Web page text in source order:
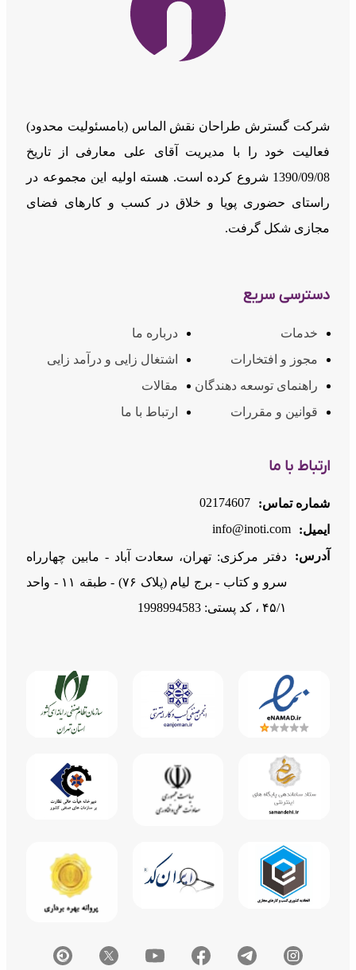
شرکت گسترش طراحان نقش الماس (بامسئوليت محدود)
فعالیت خود را با مدیریت آقای علی معارفی از تاریخ
1390/09/08 شروع کرده است. هسته اولیه این مجموعه در
راستای حضوری پویا و خلاق در کسب و کارهای فضای
مجازی شکل گرفت.
دسترسی سریع
خدمات
درباره ما
مجوز و افتخارات
اشتغال زایی و درآمد زایی
راهنمای توسعه دهندگان
مقالات
قوانین و مقررات
ارتباط با ما
ارتباط با ما
شماره تماس:
02174607
ایمیل:
info@inoti.com
آدرس:
دفتر مرکزی: تهران، سعادت آباد - مابین چهارراه
سرو و کتاب - برج لیام (پلاک ۷۶) - طبقه ۱۱ - واحد
۴۵/۱ ، کد پستی: 1998994583